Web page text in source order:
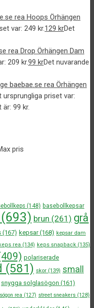
Hoops Örhängen
var: 249 kr.129 krDet
Drop Örhängen Dam
209 kr.99 krDet nuvarande
Örhängen
ursprungliga priset var:
99 kr.
pris
(148) basebollkepsar
(693) brun (261) grå
(167) kepsar(168) kepsar dam
rea (134) keps snapback (135)
polariserade
(581) skor (139) small
snygga solglasögon (161)
rea (127) street sneakers (128)